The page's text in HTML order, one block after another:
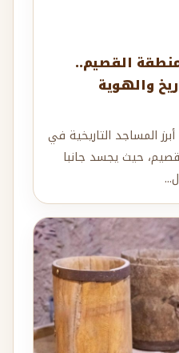
القصيم..
والهوية
المساجد التاريخية في
حيث يجسد جانبا